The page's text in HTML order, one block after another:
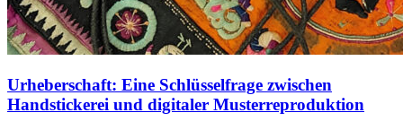
Urheberschaft: Eine Schlüsselfrage zwischen
Handstickerei und digitaler Musterreproduktion